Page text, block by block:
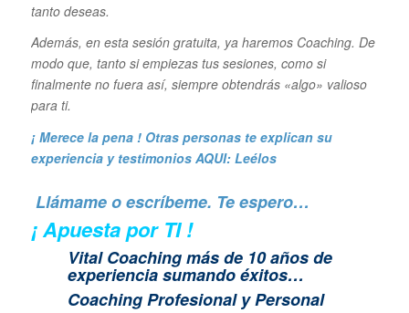
tanto deseas.
Además, en esta sesión gratuita, ya haremos Coaching. De
modo que, tanto si empiezas tus sesiones, como si
finalmente no fuera así, siempre obtendrás «algo» valioso
para ti.
¡ Merece la pena ! Otras personas te explican su
experiencia y testimonios AQUI: Leélos
Llámame o escríbeme. Te espero…
¡ Apuesta por TI !
Vital Coaching más de 10 años de
experiencia sumando éxitos…
Coaching Profesional y Personal